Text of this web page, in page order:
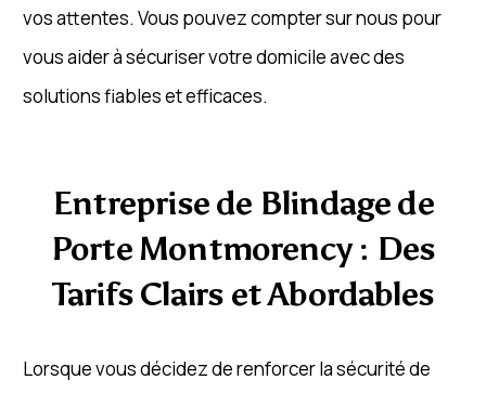
vos attentes. Vous pouvez compter sur nous pour
vous aider à sécuriser votre domicile avec des
solutions fiables et efficaces.
Entreprise de Blindage de
Porte Montmorency : Des
Tarifs Clairs et Abordables
Lorsque vous décidez de renforcer la sécurité de